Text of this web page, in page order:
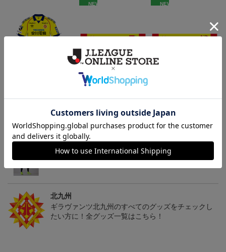
NEW
ギラヴァンツ北九州 キ
NEW
トピックス
北九州
ギラヴァンツ北九州のユニフォームを着て試合を応
援しよう！
北九州
ギラヴァンツ北九州のすべてのグッズをチェックし
たい方に！全グッズ一覧はこちら！